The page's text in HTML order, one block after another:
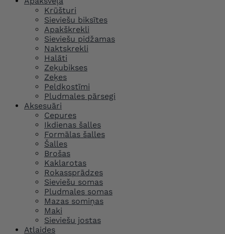
Krūšturi
Sieviešu biksītes
Apakškrekli
Sieviešu pidžamas
Naktskrekli
Halāti
Zeķubikses
Zeķes
Peldkostīmi
Pludmales pārsegi
Aksesuāri
Cepures
Ikdienas šalles
Formālas šalles
Šalles
Brošas
Kaklarotas
Rokassprādzes
Sieviešu somas
Pludmales somas
Mazas somiņas
Maki
Sieviešu jostas
Atlaides